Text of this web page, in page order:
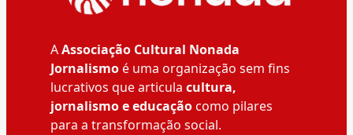
AAssociação Cultural Nonada
Jornalismoé uma organização sem fins
lucrativos que articula cultura,
jornalismo e educaçãocomo pilares
para a transformação social.